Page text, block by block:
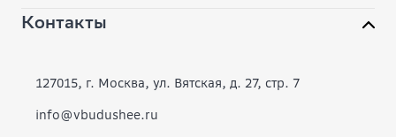
О фонде
Современное образование
Контакты
127015, г. Москва, ул. Вятская, д. 27, стр. 7
info@vbudushee.ru